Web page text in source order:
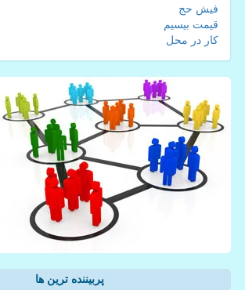
فیش حج
قیمت بیسیم
کار در محل
پربیننده ترین ها